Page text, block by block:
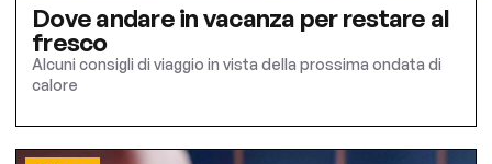
Dove andare in vacanza per restare al
fresco
Alcuni consigli di viaggio in vista della prossima ondata di
calore